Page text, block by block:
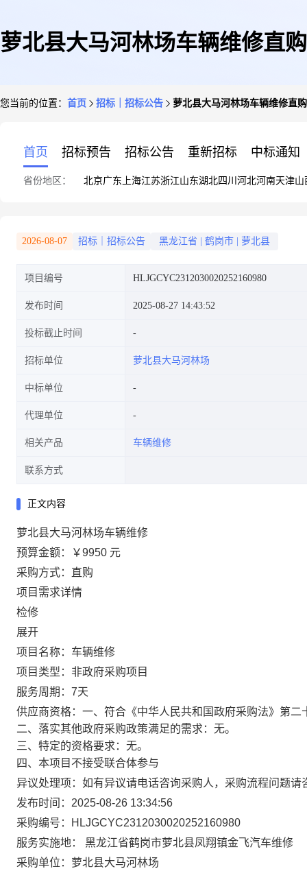
萝北县大马河林场车辆维修直购
您当前的位置： 首页 招标｜招标公告 萝北县大马河林场车辆维修直购
首页 招标预告 招标公告 重新招标 中标通知
省份地区： 北京广东 上海江苏浙江山东湖北四川 河北河南天津山
2026-08-07 招标｜招标公告 黑龙江省 鹤岗市 萝北县
项目编号 HLJGCYC2312030020252160980
发布时间 2025-08-27 14:43:52
投标截止时间
招标单位 萝北县大马河林场
中标单位
代理单位
相关产品 车辆维修
联系方式
正文内容
萝北县大马河林场车辆维修
预算金额：
￥9950 元
采购方式：直购
项目需求详情
检修
展开
项目名称： 车辆维修
项目类型： 非政府采购项目
服务周期： 7天
供应商资格： 一、符合《中华人民共和国政府采购法》第
二、落实其他政府采购政策满足的需求：无。
三、特定的资格要求：无。
四、本项目不接受联合体参与
异议处理项： 如有异议请电话咨询采购人，采购流程问题请
发布时间： 2025-08-26 13:34:56
采购编号：
HLJGCYC2312030020252160980
服务实施地：
黑龙江省鹤岗市萝北县凤翔镇金飞汽车维修
采购单位： 萝北县大马河林场